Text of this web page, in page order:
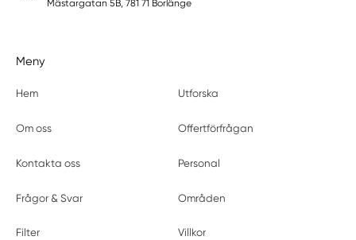
Mästargatan 5B, 781 71 Borlänge
Meny
Hem Utforska
Om oss Offertförfrågan
Kontakta oss Personal
Frågor & Svar Områden
Filter Villkor